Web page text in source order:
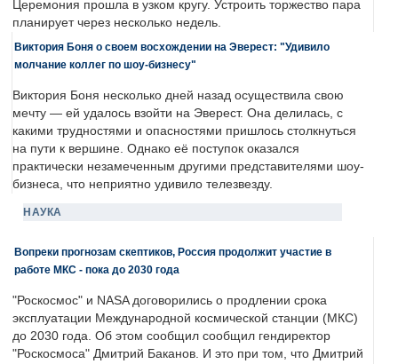
Церемония прошла в узком кругу. Устроить торжество пара
планирует через несколько недель.
Виктория Боня о своем восхождении на Эверест: "Удивило
молчание коллег по шоу-бизнесу"
Виктория Боня несколько дней назад осуществила свою
мечту — ей удалось взойти на Эверест. Она делилась, с
какими трудностями и опасностями пришлось столкнуться
на пути к вершине. Однако её поступок оказался
практически незамеченным другими представителями шоу-
бизнеса, что неприятно удивило телезвезду.
НАУКА
Вопреки прогнозам скептиков, Россия продолжит участие в
работе МКС - пока до 2030 года
"Роскосмос" и NASA договорились о продлении срока
эксплуатации Международной космической станции (МКС)
до 2030 года. Об этом сообщил сообщил гендиректор
"Роскосмоса" Дмитрий Баканов. И это при том, что Дмитрий